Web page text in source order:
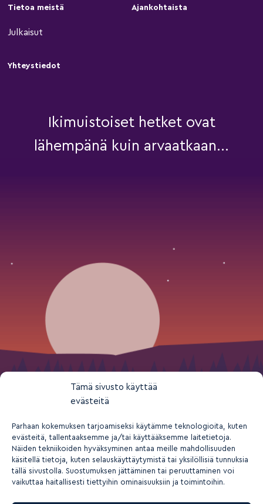
Tämä sivusto käyttää
evästeitä
Parhaan kokemuksen tarjoamiseksi käytämme teknologioita, kuten
evästeitä, tallentaaksemme ja/tai käyttääksemme laitetietoja.
Näiden tekniikoiden hyväksyminen antaa meille mahdollisuuden
käsitellä tietoja, kuten selauskäyttäytymistä tai yksilöllisiä tunnuksia
tällä sivustolla. Suostumuksen jättäminen tai peruuttaminen voi
vaikuttaa haitallisesti tiettyihin ominaisuuksiin ja toimintoihin.
Tietoa meistä
Julkaisut
Ajankohtaista
Yhteystiedot
Ikimuistoiset hetket ovat
lähempänä kuin arvaatkaan...